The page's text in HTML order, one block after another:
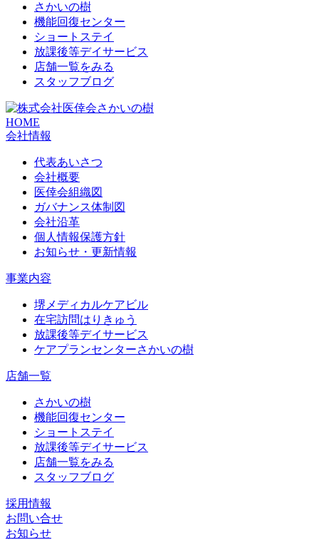
さかいの樹
機能回復センター
ショートステイ
放課後等デイサービス
店舗一覧をみる
スタッフブログ
HOME
会社情報
代表あいさつ
会社概要
医倖会組織図
ガバナンス体制図
会社沿革
個人情報保護方針
お知らせ・更新情報
事業内容
堺メディカルケアビル
在宅訪問はりきゅう
放課後等デイサービス
ケアプランセンターさかいの樹
店舗一覧
さかいの樹
機能回復センター
ショートステイ
放課後等デイサービス
店舗一覧をみる
スタッフブログ
採用情報
お問い合せ
お知らせ